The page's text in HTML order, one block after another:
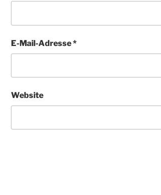
E-Mail-Adresse*
Website